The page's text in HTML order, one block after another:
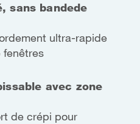
sans bandede
ultra-rapide
fenêtres
avec zone
de crépi pour